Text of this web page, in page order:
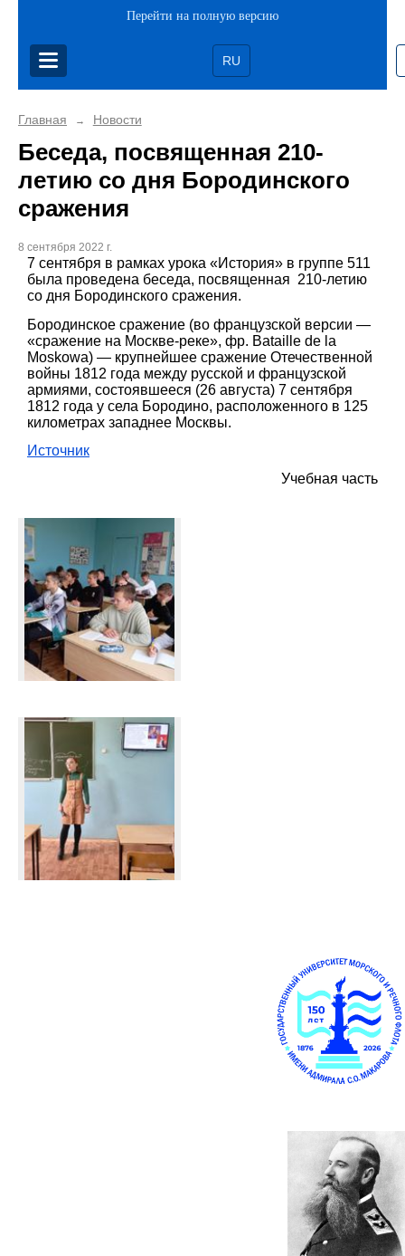
Перейти на полную версию
RU
Главная → Новости
Беседа, посвященная 210-
летию со дня Бородинского
сражения
8 сентября 2022 г.
7 сентября в рамках урока «История» в группе 511
была проведена беседа, посвященная 210-летию
со дня Бородинского сражения.
Бородинское сражение (во французской версии —
«сражение на Москве-реке», фр. Bataille de la
Moskowa) — крупнейшее сражение Отечественной
войны 1812 года между русской и французской
армиями, состоявшееся (26 августа) 7 сентября
1812 года у села Бородино, расположенного в 125
километрах западнее Москвы.
Источник
Учебная часть